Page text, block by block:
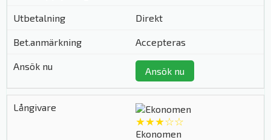
Direkt
Accepteras
Ansök nu
★★★☆☆
Ekonomen